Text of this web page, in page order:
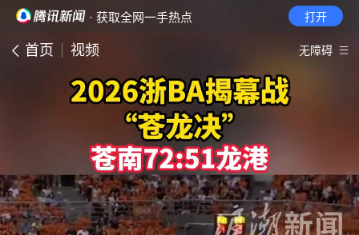
· 获取全网一手热点 打开
首页 视频 无障碍